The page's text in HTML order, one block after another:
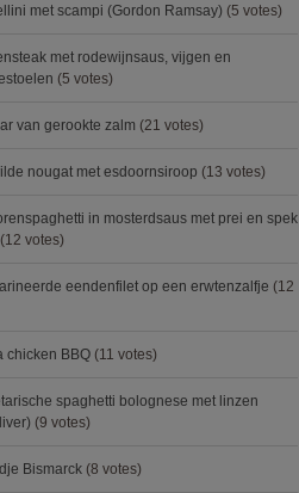
met scampi (Gordon Ramsay) (5 votes)
met rodewijnsaus, vijgen en
(5 votes)
van gerookte zalm (21 votes)
nougat met esdoornsiroop (13 votes)
in mosterdsaus met prei en spek
(12 votes)
eendenfilet op een erwtenzalfje (12
chicken BBQ (11 votes)
spaghetti bolognese met linzen
(9 votes)
Bismarck (8 votes)